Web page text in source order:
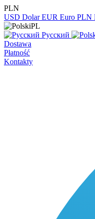
PLN
USD Dolar EUR Euro PLN
PL
Русский
Dostawa
Płatność
Kontakty